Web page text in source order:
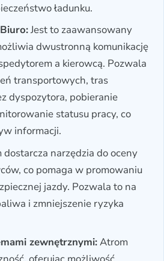
ładunku.
Jest to zaawansowany
dwustronną komunikację
a kierowcą. Pozwala
transportowych, tras
dyspozytora, pobieranie
statusu pracy, co
informacji.
dostarcza narzędzia do oceny
co pomaga w promowaniu
jazdy. Pozwala to na
i zmniejszenie ryzyka
zewnętrznymi:Atrom